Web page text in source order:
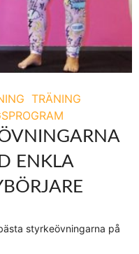
TRÄNING
ENKLA
styrkeövningarna på